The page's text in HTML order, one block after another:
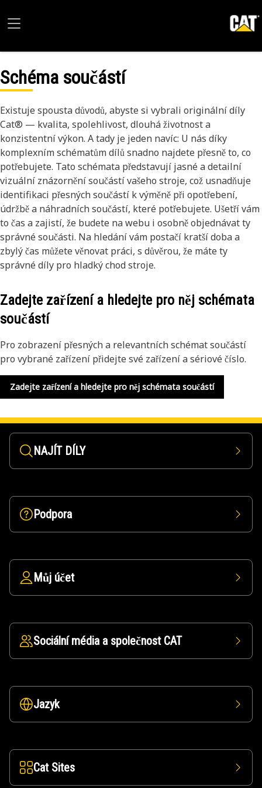
Schéma součástí
Existuje spousta důvodů, abyste si vybrali originální díly
Cat® — kvalita, spolehlivost, dlouhá životnost a
konzistentní výkon. A tady je jeden navíc: U nás díky
komplexním schématům dílů snadno najdete přesně to, co
potřebujete. Tato schémata představují jasné a detailní
vizuální znázornění součástí vašeho stroje, což usnadňuje
identifikaci přesných součástí k výměně při opotřebení,
údržbě a náhradních součástí, které potřebujete. Ušetří vám
to čas a zajistí, že budete na webu i osobně objednávat ty
správné součásti. Na hledání vám postačí kratší doba a
zbylý čas můžete věnovat práci, s důvěrou, že máte ty
správné díly pro hladký chod stroje.
Zadejte zařízení a hledejte pro něj schémata
součástí
Pro zobrazení přesných a relevantních schémat součástí
pro vybrané zařízení přidejte své zařízení a sériové číslo.
Zadejte zařízení a hledejte pro něj schémata součástí
NAJÍT DÍLY
Podpora
Můj účet
Sociální média a společnost CAT
Jazyk
Cat Sites